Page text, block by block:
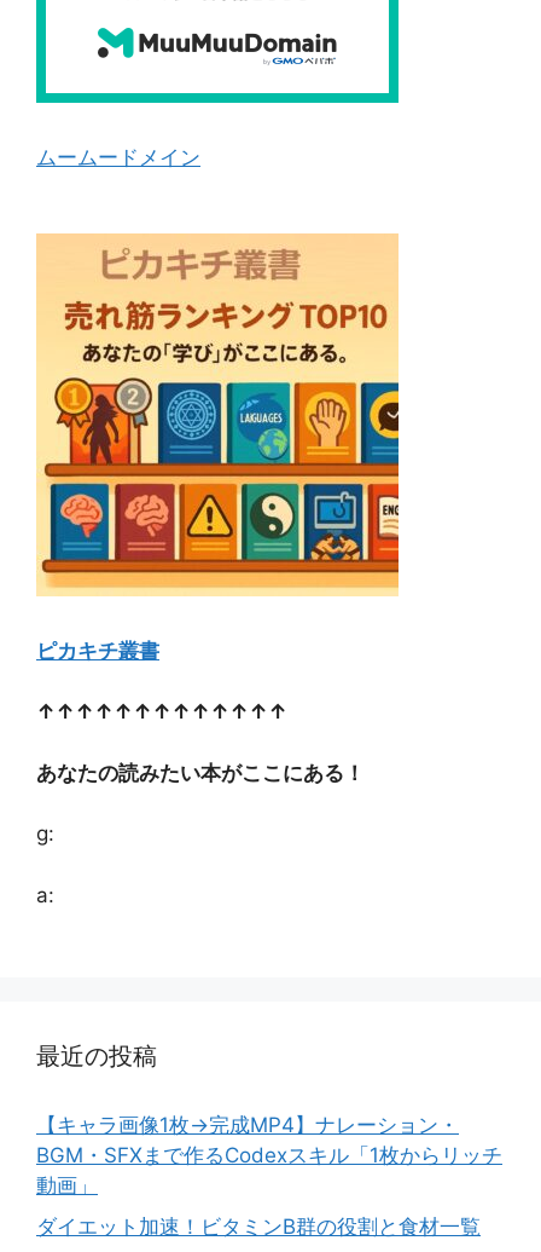
ムームードメイン
ピカキチ叢書
↑↑↑↑↑↑↑↑↑↑↑↑↑
あなたの読みたい本がここにある！
g:
a:
最近の投稿
【キャラ画像1枚→完成MP4】ナレーション・
BGM・SFXまで作るCodexスキル「1枚からリッチ
動画」
ダイエット加速！ビタミンB群の役割と食材一覧